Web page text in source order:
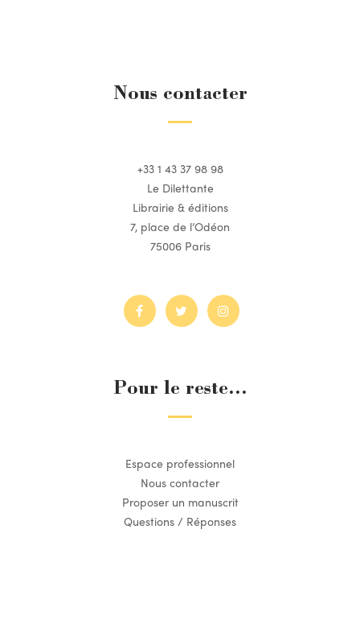
Nous contacter
+33 1 43 37 98 98
Le Dilettante
Librairie & éditions
7, place de l’Odéon
75006 Paris
Pour le reste...
Espace professionnel
Nous contacter
Proposer un manuscrit
Questions / Réponses